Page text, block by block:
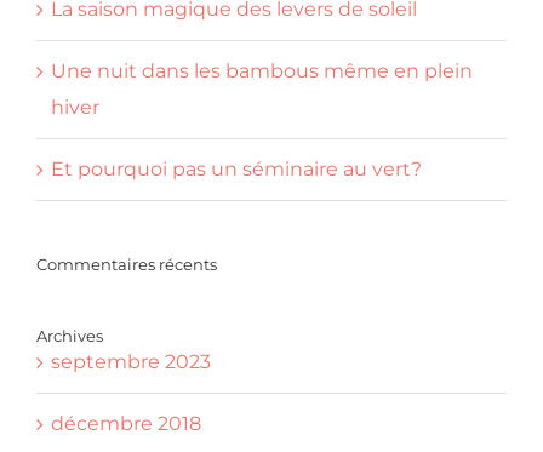
La saison magique des levers de soleil
Une nuit dans les bambous même en plein
hiver
Et pourquoi pas un séminaire au vert?
Commentaires récents
Archives
septembre 2023
décembre 2018